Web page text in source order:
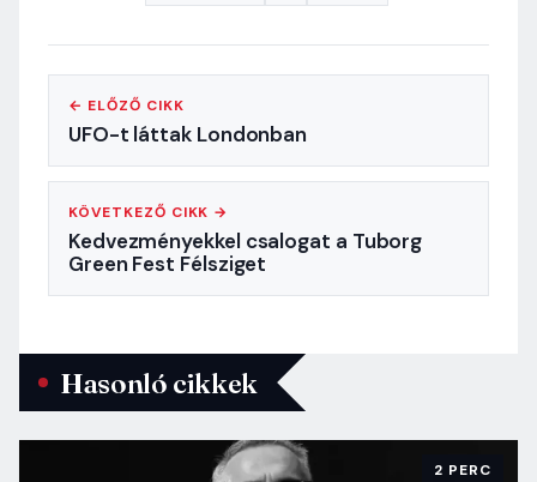
← ELŐZŐ CIKK
UFO-t láttak Londonban
KÖVETKEZŐ CIKK →
Kedvezményekkel csalogat a Tuborg
Green Fest Félsziget
Hasonló cikkek
2 PERC